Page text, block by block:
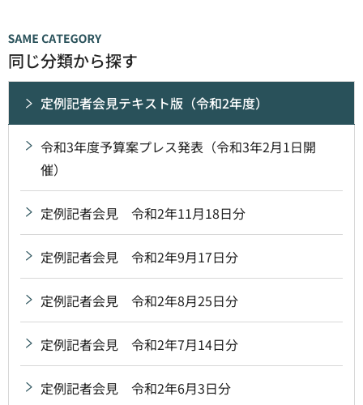
同じ分類から探す
定例記者会見テキスト版（令和2年度）
令和3年度予算案プレス発表（令和3年2月1日開
催）
定例記者会見 令和2年11月18日分
定例記者会見 令和2年9月17日分
定例記者会見 令和2年8月25日分
定例記者会見 令和2年7月14日分
定例記者会見 令和2年6月3日分